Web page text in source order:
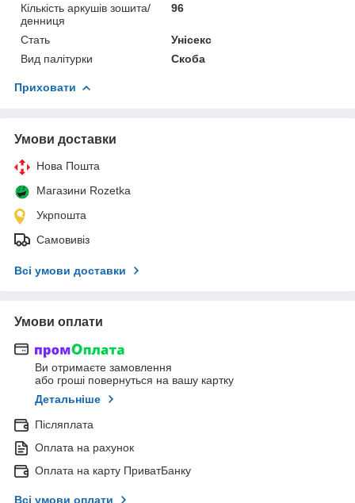
Кількість аркушів зошита/
денниця
96
Стать
Унісекс
Вид палітурки
Скоба
Приховати
Умови доставки
Нова Пошта
Магазини Rozetka
Укрпошта
Самовивіз
Всі умови доставки
Умови оплати
Ви отримаєте замовлення
або гроші повернуться на вашу картку
Детальніше
Післяплата
Оплата на рахунок
Оплата на карту ПриватБанку
Всі умови оплати